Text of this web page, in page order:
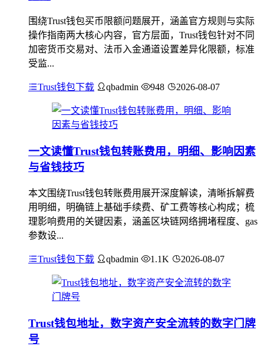
围绕Trust钱包买币限额问题展开，涵盖官方规则与实际
操作指南两大核心内容，官方层面，Trust钱包针对不同
加密货币交易对、法币入金通道设置差异化限额，标准
受监...
Trust钱包下载 qbadmin 948 2026-08-07
一文读懂Trust钱包转账费用，明细、影响因素
与省钱技巧
本文围绕Trust钱包转账费用展开深度解读，清晰拆解费
用明细，明确链上基础手续费、矿工费等核心构成；梳
理影响费用的关键因素，涵盖区块链网络拥堵程度、gas
参数设...
Trust钱包下载 qbadmin 1.1K 2026-08-07
Trust钱包地址，数字资产安全流转的数字门牌
号